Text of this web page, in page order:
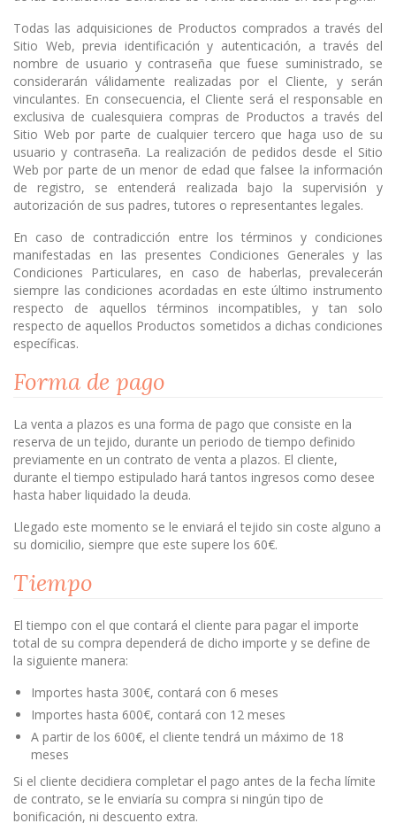
Todas las adquisiciones de Productos comprados a través del
Sitio Web, previa identificación y autenticación, a través del
nombre de usuario y contraseña que fuese suministrado, se
considerarán válidamente realizadas por el Cliente, y serán
vinculantes. En consecuencia, el Cliente será el responsable en
exclusiva de cualesquiera compras de Productos a través del
Sitio Web por parte de cualquier tercero que haga uso de su
usuario y contraseña. La realización de pedidos desde el Sitio
Web por parte de un menor de edad que falsee la información
de registro, se entenderá realizada bajo la supervisión y
autorización de sus padres, tutores o representantes legales.
En caso de contradicción entre los términos y condiciones
manifestadas en las presentes Condiciones Generales y las
Condiciones Particulares, en caso de haberlas, prevalecerán
siempre las condiciones acordadas en este último instrumento
respecto de aquellos términos incompatibles, y tan solo
respecto de aquellos Productos sometidos a dichas condiciones
específicas.
Forma de pago
La venta a plazos es una forma de pago que consiste en la
reserva de un tejido, durante un periodo de tiempo definido
previamente en un contrato de venta a plazos. El cliente,
durante el tiempo estipulado hará tantos ingresos como desee
hasta haber liquidado la deuda.
Llegado este momento se le enviará el tejido sin coste alguno a
su domicilio, siempre que este supere los 60€.
Tiempo
El tiempo con el que contará el cliente para pagar el importe
total de su compra dependerá de dicho importe y se define de
la siguiente manera:
Importes hasta 300€, contará con 6 meses
Importes hasta 600€, contará con 12 meses
A partir de los 600€, el cliente tendrá un máximo de 18
meses
Si el cliente decidiera completar el pago antes de la fecha límite
de contrato, se le enviaría su compra si ningún tipo de
bonificación, ni descuento extra.